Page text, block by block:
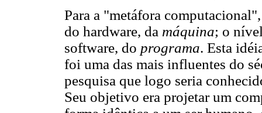
Para a "metáfora
do hardware, da máquina; o
software, do programa. Esta
foi uma das mais influentes do
pesquisa que logo seria
Seu objetivo era projetar um